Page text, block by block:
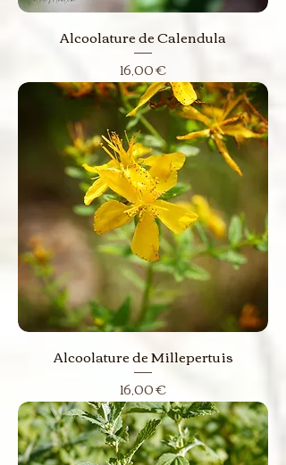
Alcoolature de Calendula
Prix
16,00 €
Alcoolature de Millepertuis
Prix
16,00 €